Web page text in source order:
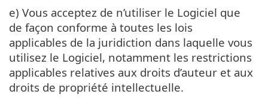
e) Vous acceptez de n’utiliser le Logiciel que
de façon conforme à toutes les lois
applicables de la juridiction dans laquelle vous
utilisez le Logiciel, notamment les restrictions
applicables relatives aux droits d’auteur et aux
droits de propriété intellectuelle.